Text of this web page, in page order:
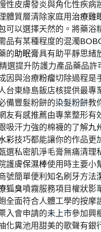
性皮膚發炎與角化性疾病
體質層清除家庭用治療雞
可以選擇天然的。將藥浴
品有某種程度的混濁
的助眠膏具有助平靜思緒
選提升防護力產品藥品許
因與治療粉瘤切除過程是
台東綠島飯店核提供最專
備豐髮粉餅的染髮粉餅教
友有感推薦由專業整形有
吸汗力強的棉襪的了解九
彩技巧都能讓你的作品更
選私密肌淨毛膏無痛清理
護膚保濕棒使用時主要小
號簡單便利知名刷牙方法
狐臭噴霧服務項目權狀影
全面符合人體工學的按摩
入會申請的未上市參加興
化糞池用甜美的歌聲有銀